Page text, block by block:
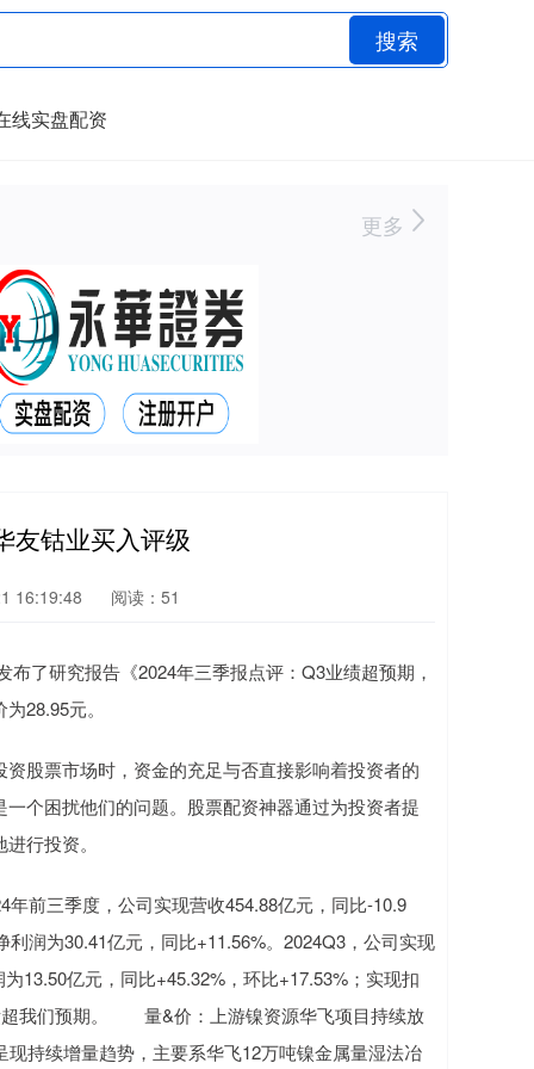
搜索
线实盘配资
更多
友钴业买入评级
16:19:48 阅读：51
了研究报告《2024年三季报点评：Q3业绩超预期，
28.95元。
股票市场时，资金的充足与否直接影响着投资者的
个困扰他们的问题。股票配资神器通过为投资者提
行投资。
三季度，公司实现营收454.88亿元，同比-10.9
润为30.41亿元，同比+11.56%。2024Q3，公司实现
13.50亿元，同比+45.32%，环比+17.53%；实现扣
超我们预期。 量&价：上游镍资源华飞项目持续放
持续增量趋势，主要系华飞12万吨镍金属量湿法冶